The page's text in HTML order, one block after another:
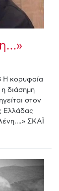
Η κορυφαία
διάσημη
στον
Ελλάδας
ΣΚΑΪ